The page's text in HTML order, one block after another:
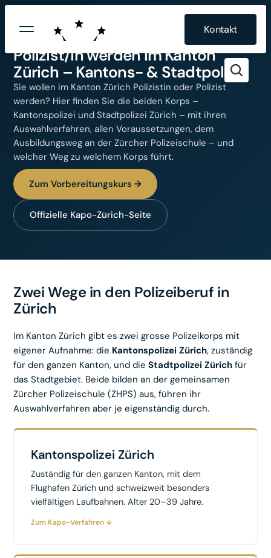
Kontakt
KANTON ZÜRICH · POLIZEI-KORPS
Polizist/in werden im Kanton
Zürich – Kantons- & Stadtpolizei
Sie wollen im Kanton Zürich Polizistin oder Polizist
werden? Hier finden Sie die beiden Korps –
Kantonspolizei und Stadtpolizei Zürich – mit ihren
Auswahlverfahren, allen Voraussetzungen, dem
Ausbildungsweg an der Zürcher Polizeischule – und
welcher Weg zu welchem Korps führt.
Zum Vorbereitungskurs →
Offizielle Kapo-Zürich-Seite
Zwei Wege in den Polizeiberuf in
Zürich
Im Kanton Zürich gibt es zwei grosse Polizeikorps mit
eigener Aufnahme: die Kantonspolizei Zürich, zuständig
für den ganzen Kanton, und dieStadtpolizei Zürich für
das Stadtgebiet. Beide bilden an der gemeinsamen
Zürcher Polizeischule (ZHPS) aus, führen ihr
Auswahlverfahren aber je eigenständig durch.
Kantonspolizei Zürich
Zuständig für den ganzen Kanton, mit dem
Flughafen Zürich und schweizweit besonders
vielfältigen Laufbahnen. Alter 20–39 Jahre.
Zum Kapo-Verfahren ↓